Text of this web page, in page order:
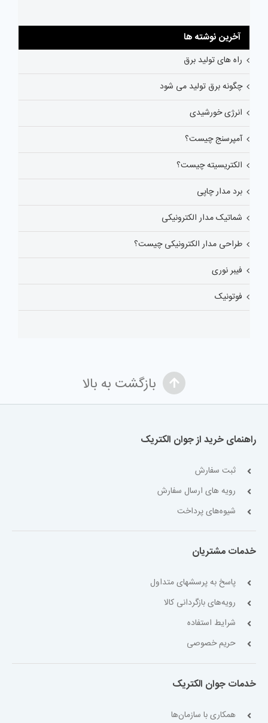
آخرین نوشته ها
راه های تولید برق
چگونه برق تولید می شود
انرژی خورشیدی
آمپرسنج چیست؟
الکتریسیته چیست؟
برد مدار چاپی
شماتیک مدار الکترونیکی
طراحی مدار الکترونیکی چیست؟
فیبر نوری
فوتونیک
بازگشت به بالا
راهنمای خرید از جوان الکتریک
ثبت سفارش
رویه های ارسال سفارش
شیوه‌های پرداخت
خدمات مشتریان
پاسخ به پرسشهای متداول
رویه‌های بازگردانی کالا
شرایط استفاده
حریم خصوصی
خدمات جوان الکتریک
همکاری با سازمان‌ها